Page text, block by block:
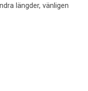
längder, vänligen